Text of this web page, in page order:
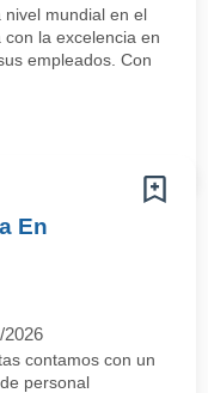
mundial en el
la excelencia en
empleados. Con
En
2026
contamos con un
personal